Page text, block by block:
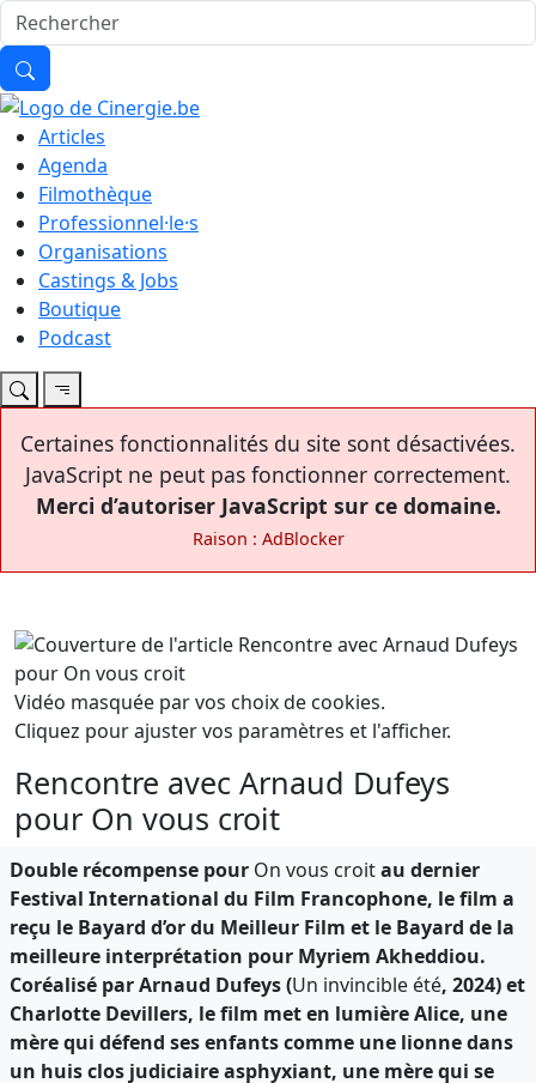
Articles
Agenda
Filmothèque
Professionnel·le·s
Organisations
Castings & Jobs
Boutique
Podcast
Certaines fonctionnalités du site sont désactivées.
JavaScript ne peut pas fonctionner correctement.
Merci d’autoriser JavaScript sur ce domaine.
Raison : AdBlocker
Vidéo masquée par vos choix de cookies.
Cliquez pour ajuster vos paramètres et l'afficher.
Rencontre avec Arnaud Dufeys
pour On vous croit
Double récompense pour On vous croitau dernier
Festival International du Film Francophone, le film a
reçu le Bayard d’or du Meilleur Film et le Bayard de la
meilleure interprétation pour Myriem Akheddiou.
Coréalisé par Arnaud Dufeys (Un invincible été, 2024) et
Charlotte Devillers, le film met en lumière Alice, une
mère qui défend ses enfants comme une lionne dans
un huis clos judiciaire asphyxiant, une mère qui se